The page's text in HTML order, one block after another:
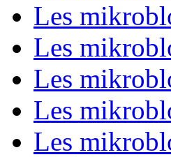
Les
Les
Les
Les
Les